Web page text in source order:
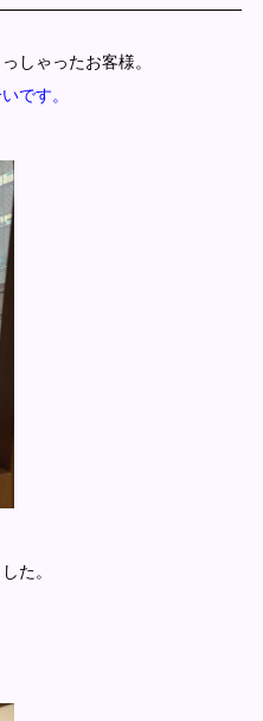
しゃったお客様。
です。
た。